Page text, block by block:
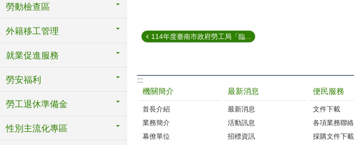
勞動檢查區
外籍移工管理
就業促進服務
勞安福利
勞工退休準備金
性別主流化專區
114年度臺南市政府勞工局「臨...
:::
機關簡介
首長介紹
業務簡介
幕僚單位
最新消息
最新消息
活動訊息
招標資訊
便民服務
文件下載
各項業務聯
採購文件下載